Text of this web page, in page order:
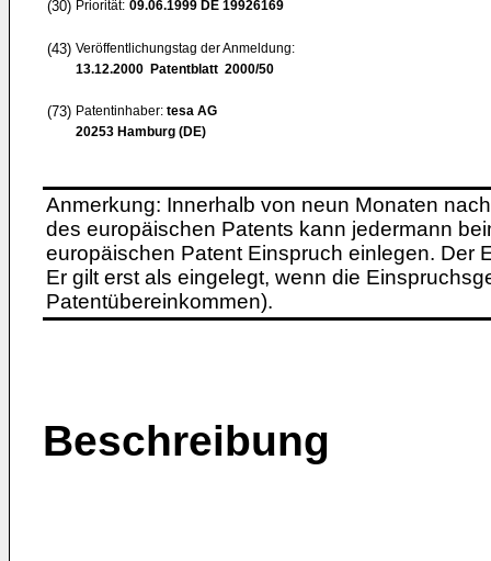
(30) Priorität: 09.06.1999 DE 19926169
(43) Veröffentlichungstag der Anmeldung:
13.12.2000 Patentblatt 2000/50
(73) Patentinhaber: tesa AG
20253 Hamburg (DE)
Anmerkung: Innerhalb von neun Monaten
des europäischen Patents kann jedermann
europäischen Patent Einspruch einlegen. Der
Er gilt erst als eingelegt, wenn die
Patentübereinkommen).
Beschreibung